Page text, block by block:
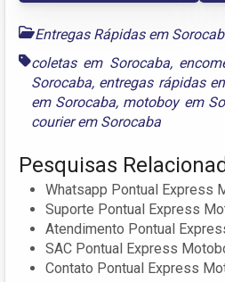
Entregas Rápidas em
coletas em Sorocaba,
Sorocaba, entregas rápidas
em Sorocaba, motoboy em
courier em Sorocaba
Pesquisas
Whatsapp Pontual Express
Suporte Pontual Express
Atendimento Pontual
SAC Pontual Express
Contato Pontual Express